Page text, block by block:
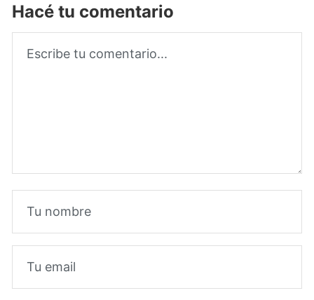
Hacé tu comentario